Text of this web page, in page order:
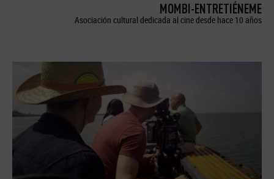
MOMBI-ENTRETIÉNEME
Asociación cultural dedicada al cine desde hace 10 años